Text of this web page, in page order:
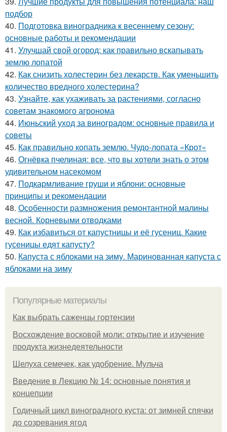
подбор
40. Подготовка виноградника к весеннему сезону:
основные работы и рекомендации
41. Улучшай свой огород: как правильно вскапывать
землю лопатой
42. Как снизить холестерин без лекарств. Как уменьшить
количество вредного холестерина?
43. Узнайте, как ухаживать за растениями, согласно
советам знакомого агронома
44. Июньский уход за виноградом: основные правила и
советы
45. Как правильно копать землю. Чудо-лопата «Крот»
46. Огнёвка пчелиная: все, что вы хотели знать о этом
удивительном насекомом
47. Подкармливание груши и яблони: основные
принципы и рекомендации
48. Особенности размножения ремонтантной малины
весной. Корневыми отводками
49. Как избавиться от капустницы и её гусениц. Какие
гусеницы едят капусту?
50. Капуста с яблоками на зиму. Маринованная капуста с
яблоками на зиму
Популярные материалы
Как выбрать саженцы гортензии
Восхождение восковой моли: открытие и изучение
продукта жизнедеятельности
Шелуха семечек, как удобрение. Мульча
Введение в Лекцию № 14: основные понятия и
концепции
Годичный цикл виноградного куста: от зимней спячки
до созревания ягод